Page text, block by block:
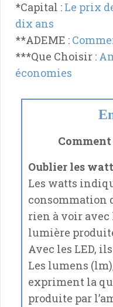
*Capital : Le prix
dix ans
**ADEME :
***Que Choisir :
économies
Oublier les
Les watts
consommation
rien à voir avec
lumière
Avec les LED,
Les lumens
expriment la
produite par